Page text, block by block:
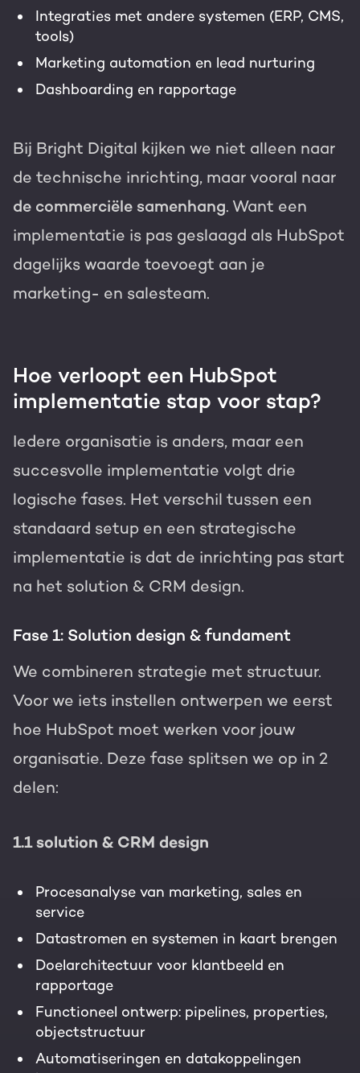
Integraties met andere systemen (ERP, CMS,
tools)
Marketing automation en lead nurturing
Dashboarding en rapportage
Bij Bright Digital kijken we niet alleen naar
de technische inrichting, maar vooral naar
de commerciële samenhang. Want een
implementatie is pas geslaagd als HubSpot
dagelijks waarde toevoegt aan je
marketing- en salesteam.
Hoe verloopt een HubSpot
implementatie stap voor stap?
Iedere organisatie is anders, maar een
succesvolle implementatie volgt drie
logische fases. Het verschil tussen een
standaard setup en een strategische
implementatie is dat de inrichting pas start
na het solution & CRM design.
Fase 1: Solution design & fundament
We combineren strategie met structuur.
Voor we iets instellen ontwerpen we eerst
hoe HubSpot moet werken voor jouw
organisatie. Deze fase splitsen we op in 2
delen:
1.1 solution & CRM design
Procesanalyse van marketing, sales en
service
Datastromen en systemen in kaart brengen
Doelarchitectuur voor klantbeeld en
rapportage
Functioneel ontwerp: pipelines, properties,
objectstructuur
Automatiseringen en datakoppelingen